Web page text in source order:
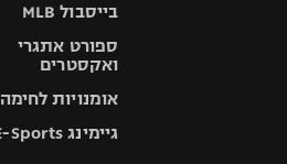
בייסבול MLB
ספורט אתגרי
ואקסטרים
אומנויות לחימה
גיימינג E-Sports